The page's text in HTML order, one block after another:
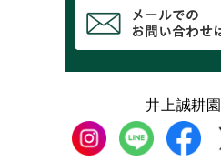
井上誠耕園